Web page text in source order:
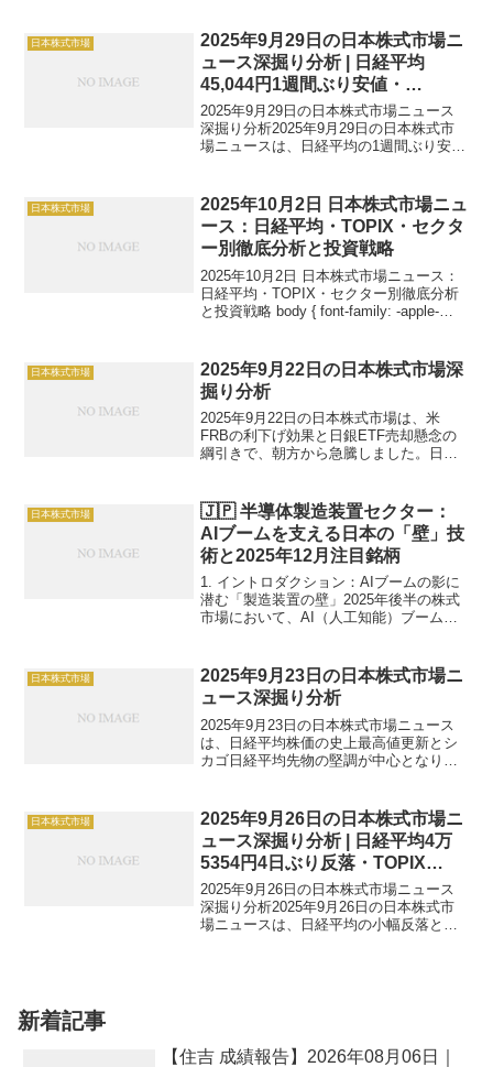
日本株式市場
2025年9月29日の日本株式市場ニ
ュース深掘り分析 | 日経平均
45,044円1週間ぶり安値・
TOPIX3,132(-1.74%)・半導体セ
クター-2.5%急落・自動車-0.8%下
落・今後の見通し | fukki369.com
2025年9月29日の日本株式市場ニュース
深掘り分析2025年9月29日の日本株式市
場ニュースは、日経平均の1週間ぶり安値
は前日比-311円（-0.69%）の45,...
日本株式市場
2025年10月2日 日本株式市場ニュ
ース：日経平均・TOPIX・セクタ
ー別徹底分析と投資戦略
2025年10月2日 日本株式市場ニュース：
日経平均・TOPIX・セクター別徹底分析
と投資戦略 body { font-family: -apple-
日本株式市場
2025年9月22日の日本株式市場深
掘り分析
2025年9月22日の日本株式市場は、米
FRBの利下げ効果と日銀ETF売却懸念の
綱引きで、朝方から急騰しました。日経
（45,045.81円）を更新し、史上...
日本株式市場
🇯🇵 半導体製造装置セクター：
AIブームを支える日本の「壁」技
術と2025年12月注目銘柄
1. イントロダクション：AIブームの影に
潜む「製造装置の壁」2025年後半の株式
市場において、AI（人工知能）ブームは
計やソフトウェアの進化だけでは実現し
ません。そ...
日本株式市場
2025年9月23日の日本株式市場ニ
ュース深掘り分析
2025年9月23日の日本株式市場ニュース
は、日経平均株価の史上最高値更新とシ
カゴ日経平均先物の堅調が中心となり、
（12月限）は清算値45,395円（前日大阪
比+75円...
日本株式市場
2025年9月26日の日本株式市場ニ
ュース深掘り分析 | 日経平均4万
5354円4日ぶり反落・TOPIX
3,187.02最高値更新・半導
体-3.31%下落・内需株堅調・今後
の見通し | fukki369.com
2025年9月26日の日本株式市場ニュース
深掘り分析2025年9月26日の日本株式市
場ニュースは、日経平均の小幅反落と
新着記事
【住吉 成績報告】2026年08月06日｜